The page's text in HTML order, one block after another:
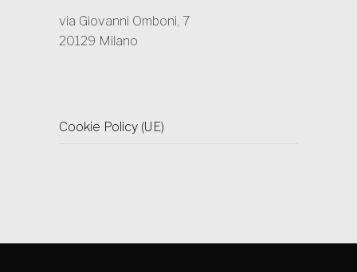
via Giovanni Omboni, 7
20129 Milano
Cookie Policy (UE)